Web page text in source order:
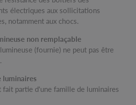
électriques aux sollicitations
notamment aux chocs.
non remplaçable
(fournie) ne peut pas être
luminaires
fait partie d'une famille de luminaires